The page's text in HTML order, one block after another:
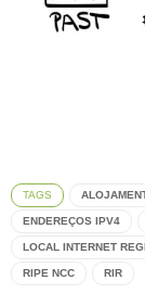
TAGS
ENDEREÇOS IPV4
LOCAL INTERNET
RIPE NCC RIR